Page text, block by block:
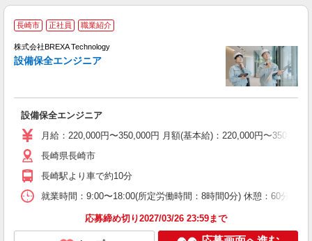
長崎市 正社員 職業紹介
株式会社BREXA Technology
設備保全エンジニア
設備保全エンジニア
月給：220,000円〜350,000円 月額(基本給)：220,000円〜
長崎県長崎市
長崎駅より車で約10分
就業時間：9:00〜18:00(所定労働時間：8時間0分) 休憩：60分
応募締め切り2027/03/26 23:59まで